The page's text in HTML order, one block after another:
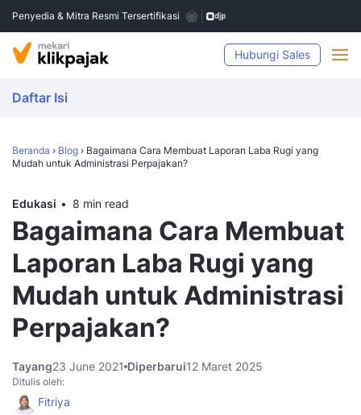
Penyedia & Mitra Resmi Tersertifikasi
Hubungi Sales
Daftar Isi
Beranda › Blog › Bagaimana Cara Membuat Laporan Laba Rugi yang
Mudah untuk Administrasi Perpajakan?
Edukasi 8 min read
Bagaimana Cara Membuat
Laporan Laba Rugi yang
Mudah untuk Administrasi
Perpajakan?
Tayang23 June 2021 Diperbarui12 Maret 2025
Ditulis oleh:
Fitriya